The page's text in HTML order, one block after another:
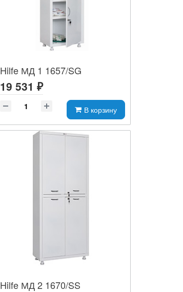
Hilfe МД 1 1657/SG
19 531 ₽
В корзину
Hilfe МД 2 1670/SS